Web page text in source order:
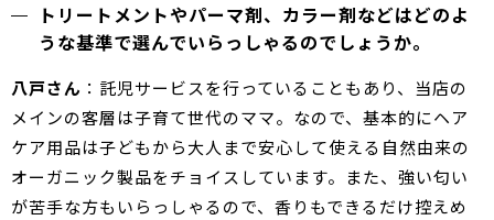
トリートメントやパーマ剤、カラー剤などはどのよ
うな基準で選んでいらっしゃるのでしょうか。
八戸さん ：託児サービスを行っていることもあり、当店の
メインの客層は子育て世代のママ。なので、基本的にヘア
ケア用品は子どもから大人まで安心して使える自然由来の
オーガニック製品をチョイスしています。また、強い匂い
が苦手な方もいらっしゃるので、香りもできるだけ控えめ